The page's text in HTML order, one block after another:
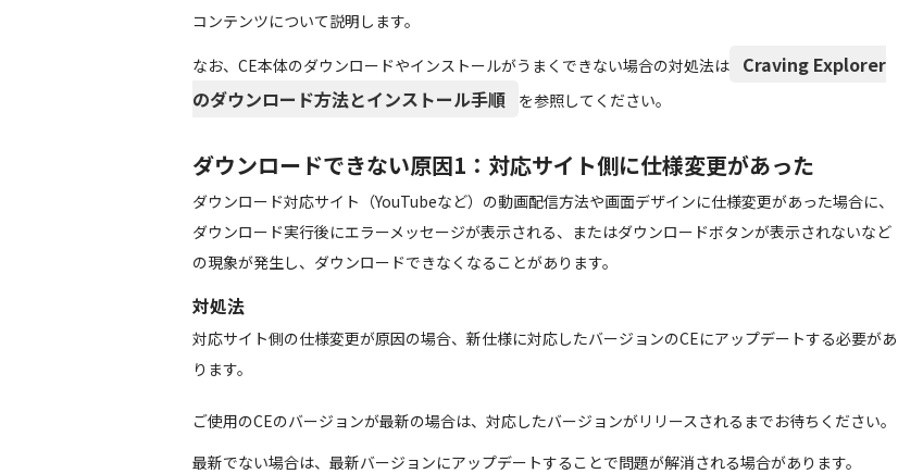
コンテンツについて説明します。
なお、CE本体のダウンロードやインストールがうまくできない場合の対処法は
Craving Explorer
のダウンロード方法とインストール手順
を参照してください。
ダウンロードできない原因1：対応サイト側に仕様変更があった
ダウンロード対応サイト（YouTubeなど）の動画配信方法や画面デザインに仕様変更があった場合に、
ダウンロード実行後にエラーメッセージが表示される、またはダウンロードボタンが表示されないなど
の現象が発生し、ダウンロードできなくなることがあります。
対処法
対応サイト側の仕様変更が原因の場合、新仕様に対応したバージョンのCEにアップデートする必要があ
ります。
ご使用のCEのバージョンが最新の場合は、対応したバージョンがリリースされるまでお待ちください。
最新でない場合は、最新バージョンにアップデートすることで問題が解消される場合があります。